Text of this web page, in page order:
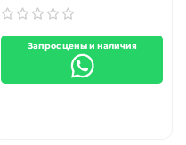
Запрос цены и наличия